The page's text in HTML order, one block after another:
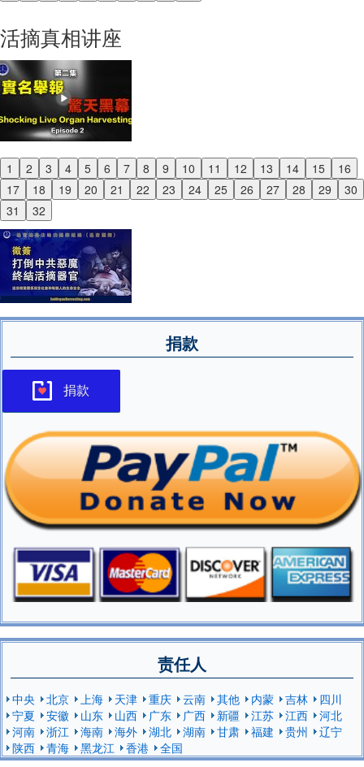
活摘真相讲座
1 2 3 4 5 6 7 8 9 10 11 12 13 14 15
16
17
18 19 20 21 22 23 24 25 26 27 28 29
30
31
32
Previous
Next
捐款
捐款
责任人
中央 北京 上海 天津 重庆 云南 其他 内蒙 吉林
四川
宁夏
安徽 山东 山西 广东 广西 新疆 江苏 江西
河北
河南
浙江 海南 海外 湖北 湖南 甘肃 福建 贵州
辽宁
陕西
青海 黑龙江 香港 全国